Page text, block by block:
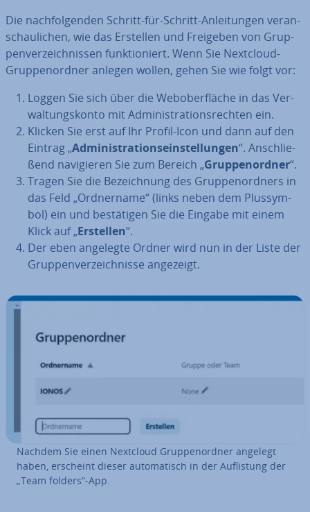
Die nach­fol­gen­den Schritt-für-Schritt-An­lei­tun­gen ver­an­
schau­li­chen, wie das Erstellen und Freigeben von Grup­
pen­ver­zeich­nis­sen funk­tio­niert. Wenn Sie Nextcloud-
Grup­pen­ord­ner anlegen wollen, gehen Sie wie folgt vor:
Loggen Sie sich über die Web­ober­flä­che in das Ver­
wal­tungs­kon­to mit Ad­mi­nis­tra­ti­ons­rech­ten ein.
Klicken Sie erst auf Ihr Profil-Icon und dann auf den
Eintrag „Ad­mi­nis­tra­ti­ons­ein­stel­lun­gen“. An­schlie­
ßend na­vi­gie­ren Sie zum Bereich „Grup­pen­ord­ner“.
Tragen Sie die Be­zeich­nung des Grup­pen­ord­ners in
das Feld „Ord­ner­na­me“ (links neben dem Plus­sym­
bol) ein und be­stä­ti­gen Sie die Eingabe mit einem
Klick auf „Erstellen“.
Der eben angelegte Ordner wird nun in der Liste der
Grup­pen­ver­zeich­nis­se angezeigt.
Nachdem Sie einen Nextcloud Grup­pen­ord­ner angelegt
haben, erscheint dieser au­to­ma­tisch in der Auf­lis­tung der
„Team folders“-App.